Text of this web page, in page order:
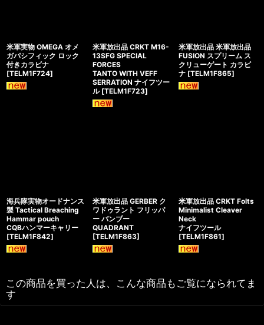
米軍実物 OMEGA オメ
ガパシフィック ロック
付きカラビナ
[TELM1F724]
米軍放出品 CRKT M16-
13SFG SPECIAL
FORCES
TANTO WITH VEFF
SERRATION ナイフツー
ル [TELM1F723]
米軍放出品 米軍放出品
FUSION スプリーム ス
クリューゲート カラビ
ナ [TELM1F865]
海兵隊実物オードナンス
製 Tactical Breaching
Hammar pouch
CQBハンマーキャリー
[TELM1F842]
米軍放出品 GERBER ク
ワドゥラント フリッパ
ー バンブー
QUADRANT
[TELM1F863]
米軍放出品 CRKT Folts
Minimalist Cleaver
Neck
ナイフツール
[TELM1F861]
この商品を買った人は、こんな商品もご覧になられてま
す